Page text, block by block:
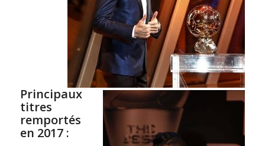
Principaux
titres
remportés
en 2017 :